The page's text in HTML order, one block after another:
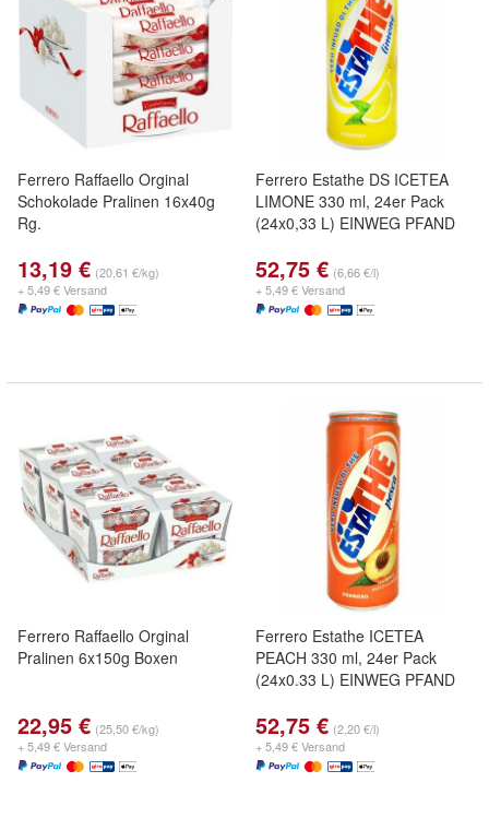
Ferrero Raffaello Orginal
Schokolade Pralinen 16x40g
Rg.
13,19 € (20,61 €/kg)
+ 5,49 € Versand
Ferrero Estathe DS ICETEA
LIMONE 330 ml, 24er Pack
(24x0,33 L) EINWEG PFAND
52,75 € (6,66 €/l)
+ 5,49 € Versand
Ferrero Raffaello Orginal
Pralinen 6x150g Boxen
22,95 € (25,50 €/kg)
+ 5,49 € Versand
Ferrero Estathe ICETEA
PEACH 330 ml, 24er Pack
(24x0.33 L) EINWEG PFAND
52,75 € (2,20 €/l)
+ 5,49 € Versand